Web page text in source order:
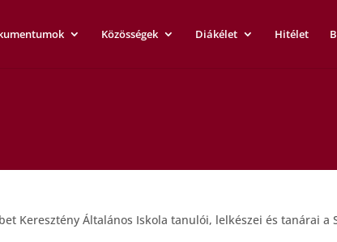
Közösségek Diákélet Hitélet
Keresztény Általános Iskola tanulói, lelkészei és tanárai a